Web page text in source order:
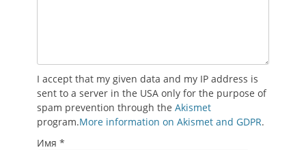
I accept that my given data and my IP address is
sent to a server in the USA only for the purpose of
spam prevention through the Akismet
program.More information on Akismet and GDPR.
Имя *